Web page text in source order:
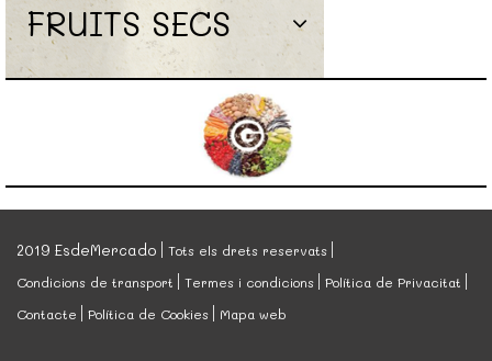
FRUITS SECS
2019 EsdeMercado
Tots els drets reservats
Condicions de transport
Termes i condicions
Política de Privacitat
Contacte
Política de Cookies Mapa web